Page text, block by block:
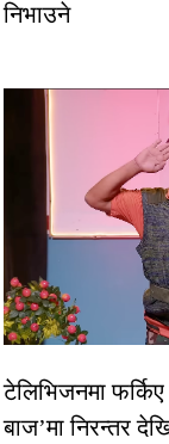
निभाउने
टेलिभिजनमा
बाज’मा निरन्तर